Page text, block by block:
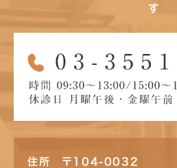
す
住所 〒104-0032